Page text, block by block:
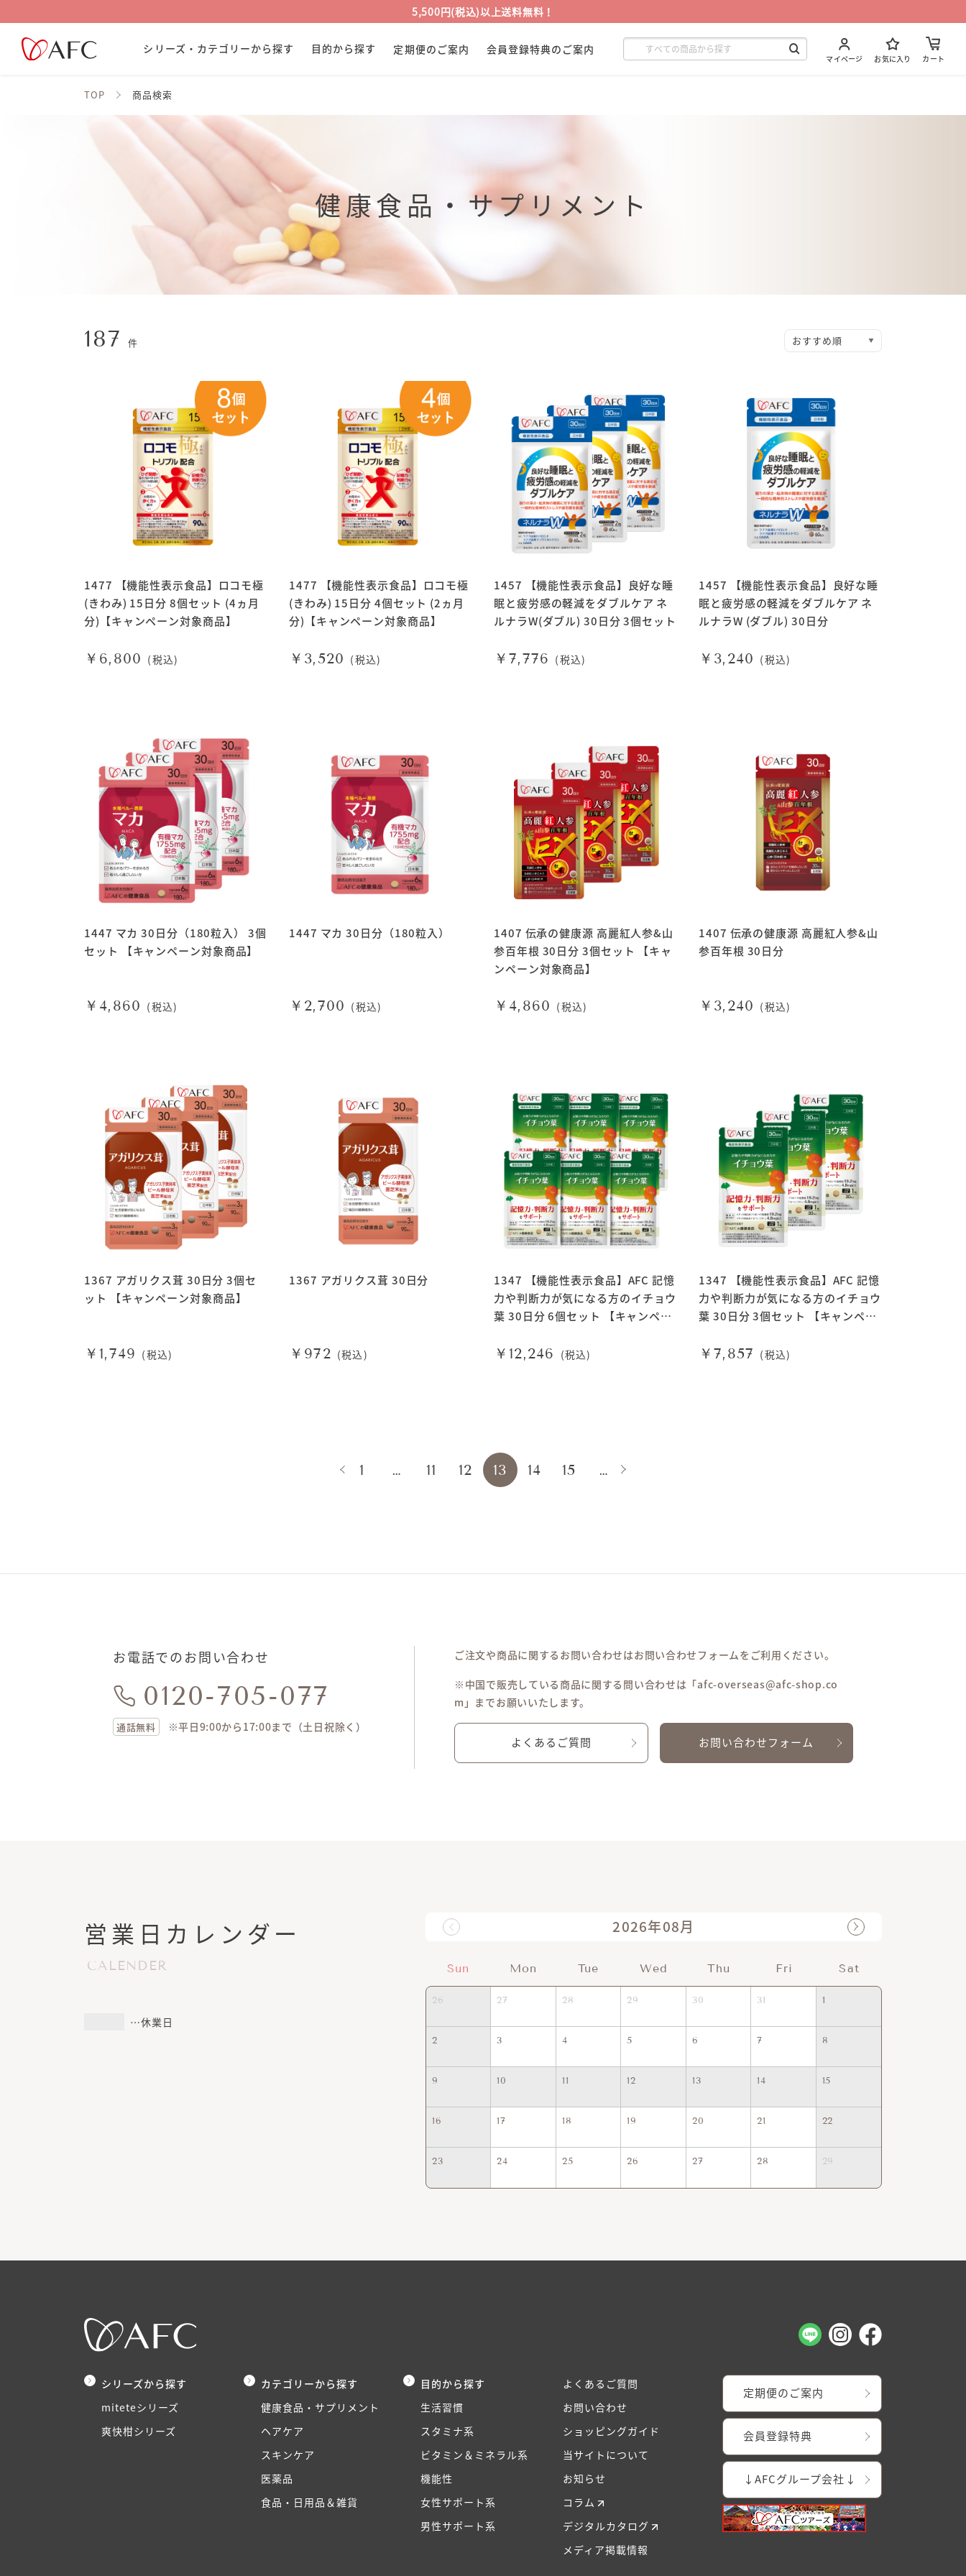
5,500円(税込)以上送料無料！
シリーズ・カテゴリーから探す 目的から探す 定期便のご案内 会員登録特典のご案内
マイページ お気に入り カート
TOP 商品検索
健康食品・サプリメント
187 件
1477 【機能性表示食品】ロコモ極
(きわみ) 15日分 8個セット (4ヵ月
分)【キャンペーン対象商品】
￥6,800 (税込)
1477 【機能性表示食品】ロコモ極
(きわみ) 15日分 4個セット (2ヵ月
分)【キャンペーン対象商品】
￥3,520 (税込)
1457 【機能性表示食品】良好な睡
眠と疲労感の軽減をダブルケア ネ
ルナラW(ダブル) 30日分 3個セット
￥7,776 (税込)
1457 【機能性表示食品】良好な睡
眠と疲労感の軽減をダブルケア ネ
ルナラW (ダブル) 30日分
￥3,240 (税込)
1447 マカ 30日分（180粒入） 3個
セット 【キャンペーン対象商品】
￥4,860 (税込)
1447 マカ 30日分（180粒入）
￥2,700 (税込)
1407 伝承の健康源 高麗紅人参&山
参百年根 30日分 3個セット 【キャ
ンペーン対象商品】
￥4,860 (税込)
1407 伝承の健康源 高麗紅人参&山
参百年根 30日分
￥3,240 (税込)
1367 アガリクス茸 30日分 3個セ
ット 【キャンペーン対象商品】
￥1,749 (税込)
1367 アガリクス茸 30日分
￥972 (税込)
1347 【機能性表示食品】AFC 記憶
力や判断力が気になる方のイチョウ
葉 30日分 6個セット 【キャンペー
￥12,246 (税込)
1347 【機能性表示食品】AFC 記憶
力や判断力が気になる方のイチョウ
葉 30日分 3個セット 【キャンペー
￥7,857 (税込)
1 … 11 12 13 14 15 …
お電話でのお問い合わせ
0120-705-077
通話無料 ※平日9:00から17:00まで（土日祝除く）
ご注文や商品に関するお問い合わせはお問い合わせフォームをご利用ください。
※中国で販売している商品に関する問い合わせは「afc-overseas@afc-shop.co
m」までお願いいたします。
よくあるご質問 お問い合わせフォーム
営業日カレンダー
CALENDER
…休業日
2026年08月
Sun Mon Tue Wed Thu Fri Sat
26 27 28 29 30 31 1
2 3 4 5 6 7 8
9 10 11 12 13 14 15
16 17 18 19 20 21 22
23 24 25 26 27 28 29
シリーズから探す
miteteシリーズ
爽快柑シリーズ
カテゴリーから探す
健康食品・サプリメント
ヘアケア
スキンケア
医薬品
食品・日用品＆雑貨
目的から探す
生活習慣
スタミナ系
ビタミン＆ミネラル系
機能性
女性サポート系
男性サポート系
よくあるご質問
お問い合わせ
ショッピングガイド
当サイトについて
お知らせ
コラム
デジタルカタログ
メディア掲載情報
定期便のご案内
会員登録特典
↓AFCグループ会社↓